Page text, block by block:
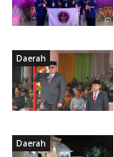
Daerah
Daerah